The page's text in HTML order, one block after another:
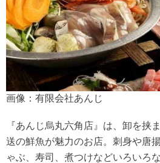
画像：有限会社あんじ
『あんじ烏丸六角店』は、卸を挟
送の鮮魚が魅力のお店。刺身や唐
ゃぶ、寿司、煮つけなどいろいろ